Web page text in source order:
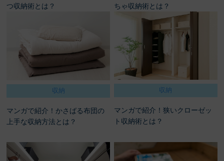
つ収納術とは？
ちゃ収納術とは？
収納
マンガで紹介！かさばる布団の
上手な収納方法とは？
収納
マンガで紹介！狭いクローゼッ
ト収納術とは？